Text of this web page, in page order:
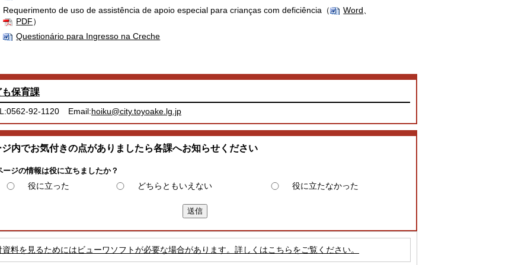
Requerimento de uso de assistência de apoio especial para crianças com deficiência（
Word
PDF）
Questionário para Ingresso na Creche
も保育課
92-1120 Email:hoiku@city.toyoake.lg.jp
内でお気付きの点がありましたら各課へお知らせください
ージの情報は役に立ちましたか？
役に立った どちらともいえない 役に立たなかった
資料を見るためにはビューワソフトが必要な場合があります。詳しくはこちらをご覧ください。